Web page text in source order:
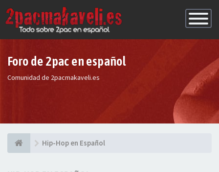
de
Foro de 2pac en español
Comunidad de 2pacmakaveli.es
Hip-Hop en Español